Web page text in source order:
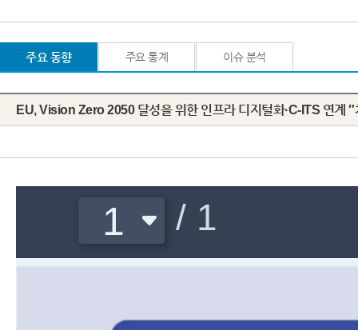
주요 동향 주요 통계 이슈 분석
EU, Vision Zero 2050 달성을 위한 인프라 디지털화·C-ITS 연계